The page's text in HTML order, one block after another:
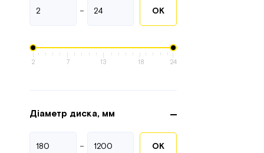
- ОК
2 7 13 18 24
Діаметр диска, мм
- ОК